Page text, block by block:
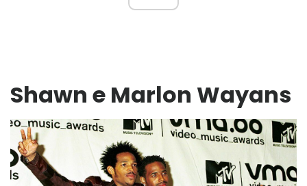
Shawn e Marlon Wayans